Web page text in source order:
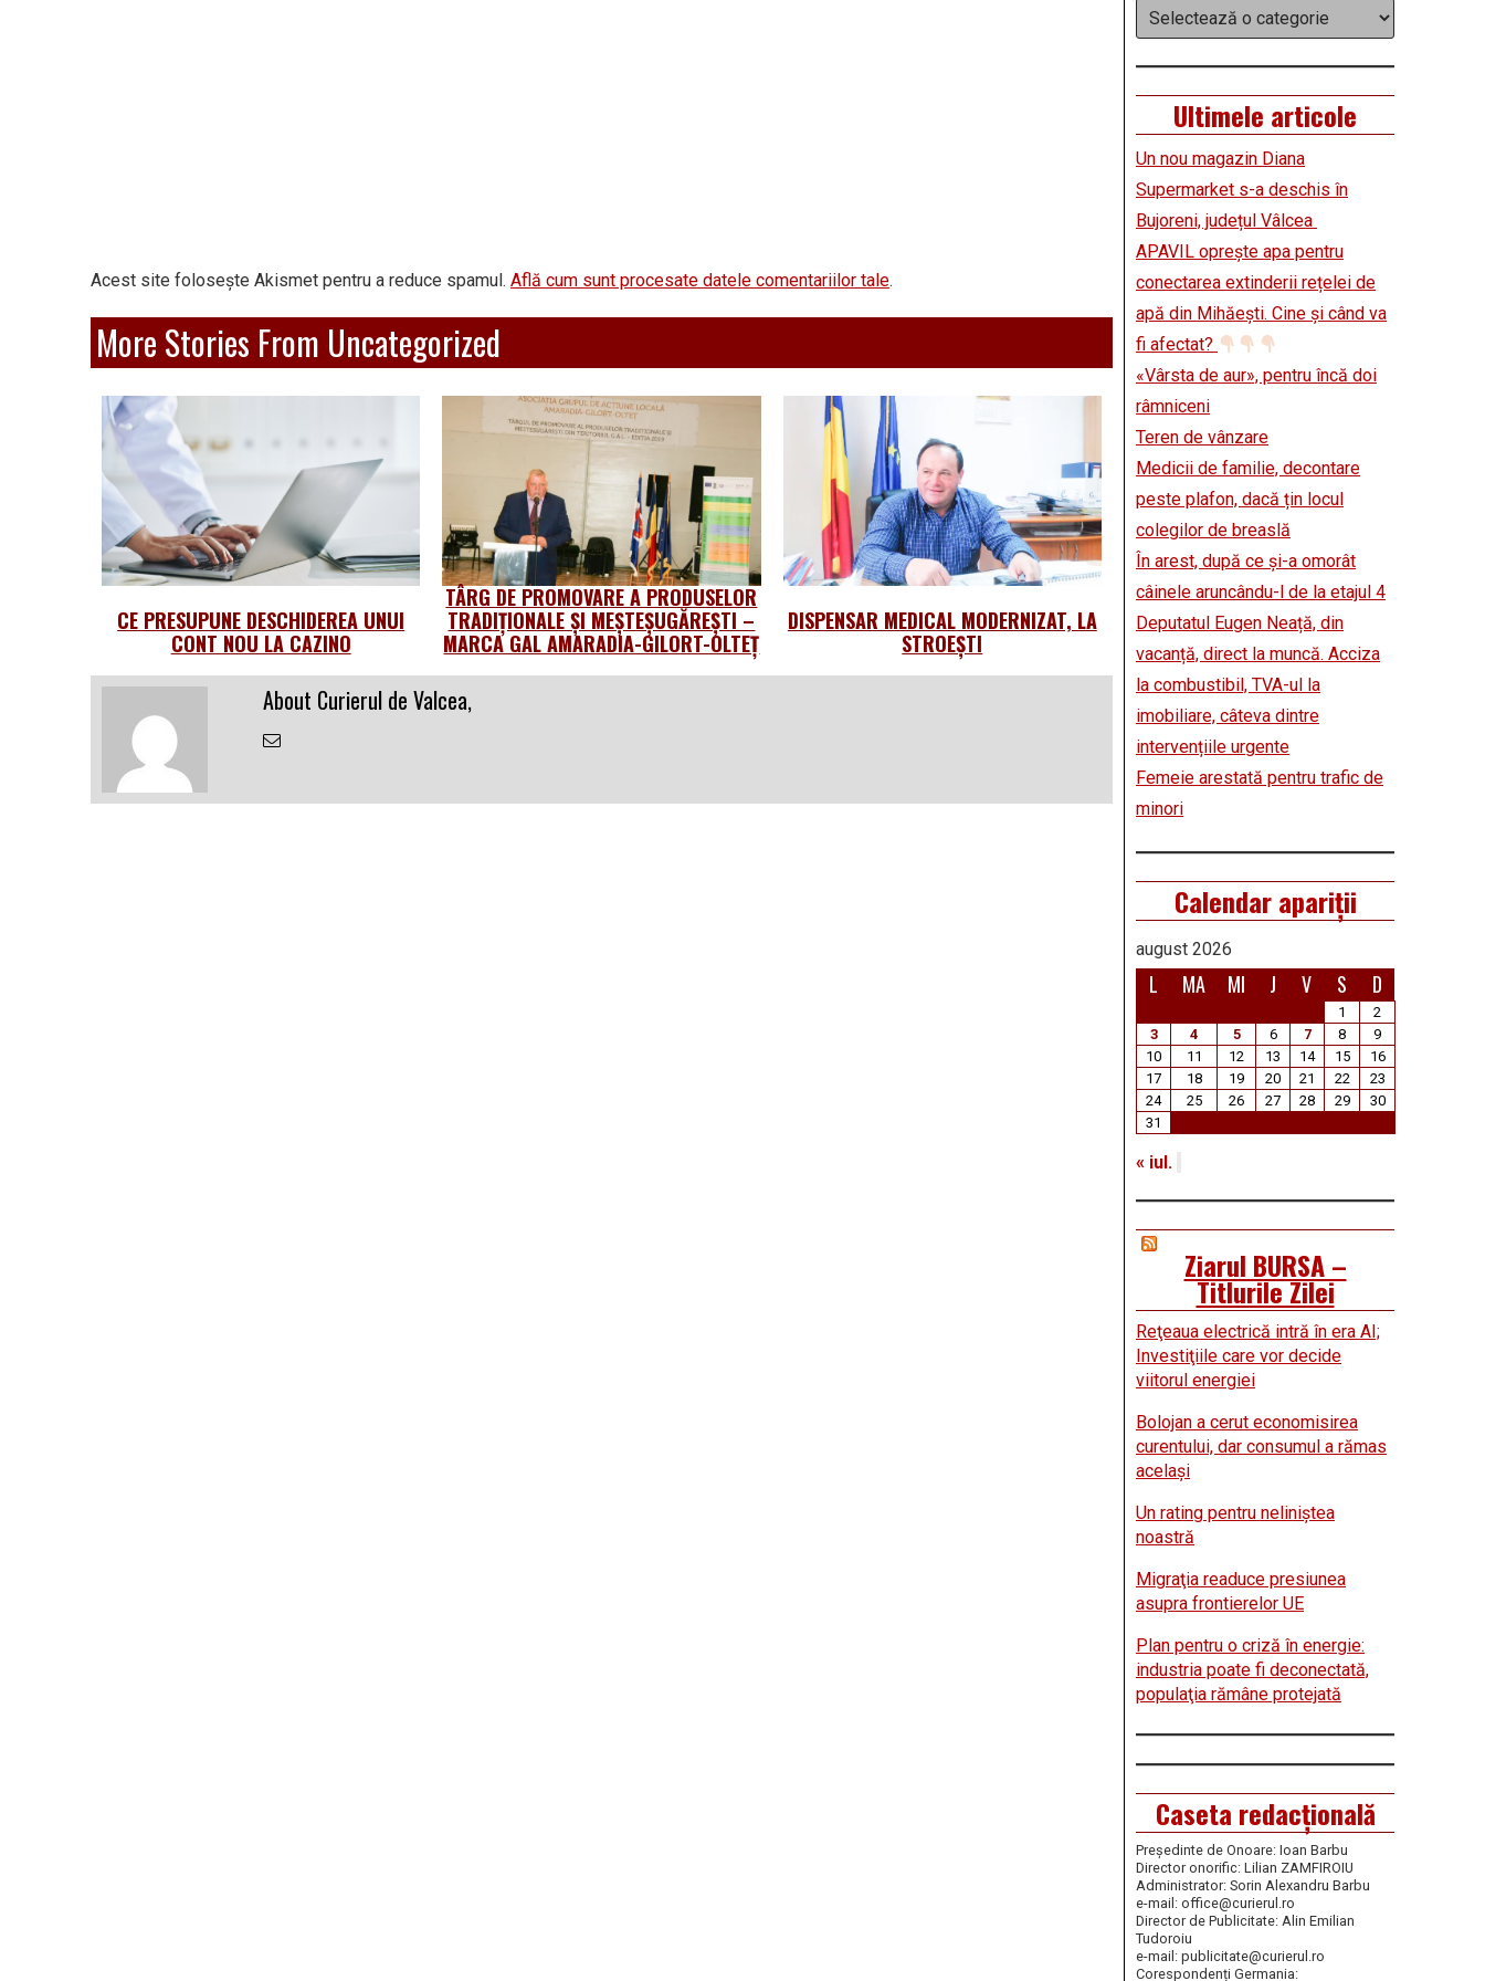
Acest site folosește Akismet pentru a reduce spamul. Află cum sunt procesate datele comentariilor tale.
More Stories From Uncategorized
CE PRESUPUNE DESCHIDEREA UNUI
CONT NOU LA CAZINO
TÂRG DE PROMOVARE A PRODUSELOR
TRADIȚIONALE ȘI MEȘTEȘUGĂREȘTI –
MARCA GAL AMARADIA-GILORT-OLTEȚ
DISPENSAR MEDICAL MODERNIZAT, LA
STROEȘTI
About Curierul de Valcea,
Email
Categorii
Ultimele articole
Un nou magazin Diana
Supermarket s-a deschis în
Bujoreni, județul Vâlcea
APAVIL oprește apa pentru
conectarea extinderii rețelei de
apă din Mihăești. Cine și când va
fi afectat?
«Vârsta de aur», pentru încă doi
râmniceni
Teren de vânzare
Medicii de familie, decontare
peste plafon, dacă țin locul
colegilor de breaslă
În arest, după ce și-a omorât
câinele aruncându-l de la etajul 4
Deputatul Eugen Neață, din
vacanță, direct la muncă. Acciza
la combustibil, TVA-ul la
imobiliare, câteva dintre
intervențiile urgente
Femeie arestată pentru trafic de
minori
Calendar apariții
august 2026
L MA MI J V S D
1
2
3
4 5 6 7 8
9
10
11 12 13 14 15
16
17
18 19 20 21 22
23
24
25 26 27 28 29
30
31
« iul.
Ziarul BURSA –
Titlurile Zilei
Reţeaua electrică intră în era AI;
Investiţiile care vor decide
viitorul energiei
Bolojan a cerut economisirea
curentului, dar consumul a rămas
acelaşi
Un rating pentru neliniştea
noastră
Migraţia readuce presiunea
asupra frontierelor UE
Plan pentru o criză în energie:
industria poate fi deconectată,
populaţia rămâne protejată
Caseta redacțională
Președinte de Onoare: Ioan Barbu
Director onorific: Lilian ZAMFIROIU
Administrator: Sorin Alexandru Barbu
e-mail: office@curierul.ro
Director de Publicitate: Alin Emilian
Tudoroiu
e-mail: publicitate@curierul.ro
Corespondenți Germania: